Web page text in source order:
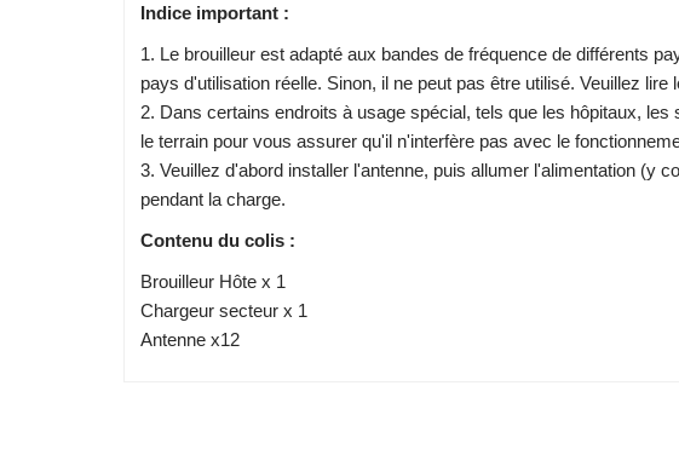
Indice important :
1. Le brouilleur est adapté aux bandes de fréquence de différents
pays d'utilisation réelle. Sinon, il ne peut pas être utilisé. Veuillez
2. Dans certains endroits à usage spécial, tels que les hôpitaux,
le terrain pour vous assurer qu'il n'interfère pas avec le
3. Veuillez d'abord installer l'antenne, puis allumer l'alimentation (y
pendant la charge.
Contenu du colis :
Brouilleur Hôte x 1
Chargeur secteur x 1
Antenne x12